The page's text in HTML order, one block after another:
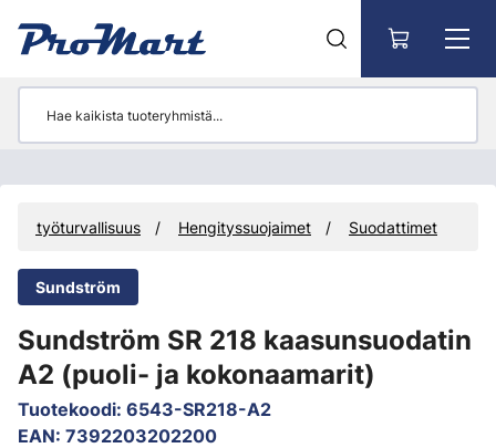
ja työturvallisuus Hengityssuojaimet Suodattimet
Sundström
Sundström SR 218 kaasunsuodatin
A2 (puoli- ja kokonaamarit)
Tuotekoodi: 6543-SR218-A2
EAN: 7392203202200